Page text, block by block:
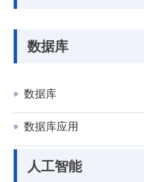
数据库
数据库
数据库应用
人工智能